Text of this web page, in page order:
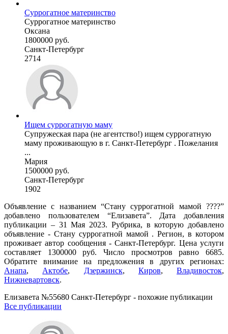
Суррогатное материнство
Суррогатное материнство
Оксана
1800000 руб.
Санкт-Петербург
2714
Ищем суррогатную маму
Супружеская пара (не агентство!) ищем суррогатную
маму проживающую в г. Санкт-Петербург . Пожелания
...
Мария
1500000 руб.
Санкт-Петербург
1902
Объявление с названием “Стану суррогатной мамой ????”
добавлено пользователем “Елизавета”. Дата добавления
публикации – 31 Мая 2023. Рубрика, в которую добавлено
объявление - Cтану суррогатной мамой . Регион, в котором
проживает автор сообщения - Санкт-Петербург. Цена услуги
составляет 1300000 руб. Число просмотров равно 6685.
Обратите внимание на предложения в других регионах:
Анапа, Актобе, Дзержинск, Киров, Владивосток,
Нижневартовск.
Елизавета №55680 Санкт-Петербург - похожие публикации
Все публикации